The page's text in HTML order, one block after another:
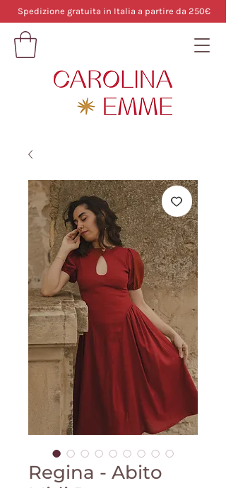
Spedizione gratuita in Italia a partire da 250€
Regina - Abito